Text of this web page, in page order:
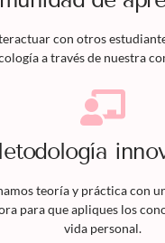
con otros
a través de nuestra
teoría y práctica con
para que apliques los
vida personal.